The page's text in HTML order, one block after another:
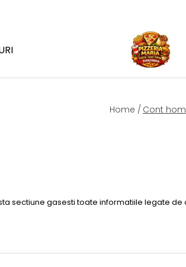
Home / Cont
sectiune gasesti toate informatiile legate